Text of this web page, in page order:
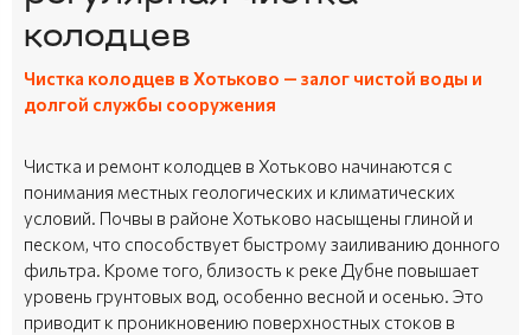
колодцев
Чистка колодцев в Хотьково — залог чистой воды и
долгой службы сооружения
Чистка и ремонт колодцев в Хотьково начинаются с
понимания местных геологических и климатических
условий. Почвы в районе Хотьково насыщены глиной и
песком, что способствует быстрому заиливанию донного
фильтра. Кроме того, близость к реке Дубне повышает
уровень грунтовых вод, особенно весной и осенью. Это
приводит к проникновению поверхностных стоков в